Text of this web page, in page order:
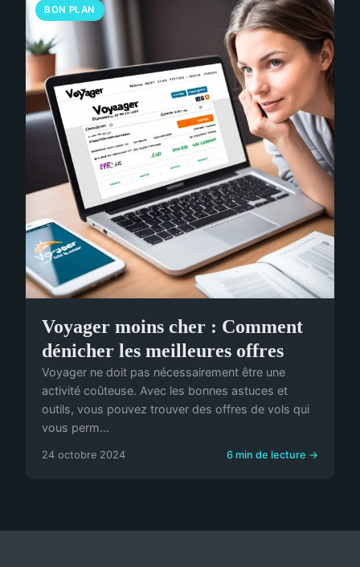
BON PLAN
Voyager moins cher : Comment
dénicher les meilleures offres
Voyager ne doit pas nécessairement être une
activité coûteuse. Avec les bonnes astuces et
outils, vous pouvez trouver des offres de vols qui
vous perm...
24 octobre 2024 6 min de lecture →